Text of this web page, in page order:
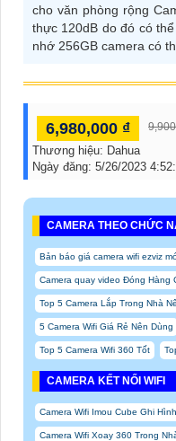
cho văn phòng rộng
thực 120dB do đó có
nhớ 256GB camera có
6,980,000 ₫
Thương hiệu: Dahua
Ngày đăng: 5/26/2023
CAMERA THEO CHỨC
Bản báo giá camera wifi ezviz
Camera quay video Đóng Hàng
Top 5 Camera Lắp Trong Nhà
5 Camera Wifi Giá Rẻ Nên Dùng
Top 5 Camera Wifi 360 Tốt
CAMERA KẾT NỐI WIFI
Camera Wifi Imou Cube Ghi
Camera Wifi Xoay 360 Trong